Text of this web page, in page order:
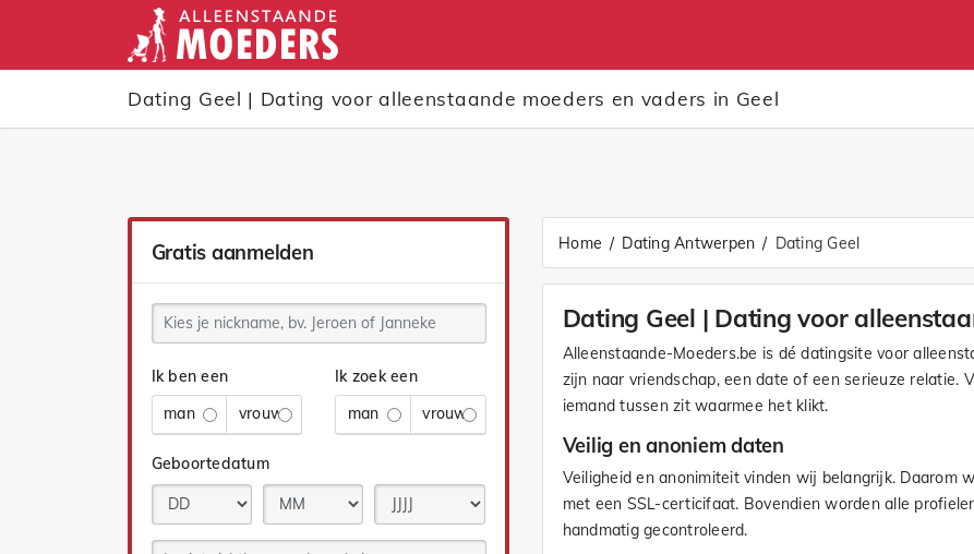
Dating Geel | Dating voor alleenstaande moeders en vaders in Geel
Gratis aanmelden
Ik ben een
man
vrouw
Ik zoek een
man
vrouw
Geboortedatum
Home Dating Antwerpen Dating Geel
Dating Geel | Dating voor
Alleenstaande-Moeders.be is dé datingsite voor
zijn naar vriendschap, een date of een serieuze relatie.
iemand tussen zit waarmee het klikt.
Veilig en anoniem daten
Veiligheid en anonimiteit vinden wij belangrijk. Daarom
met een SSL-certicifaat. Bovendien worden alle
handmatig gecontroleerd.